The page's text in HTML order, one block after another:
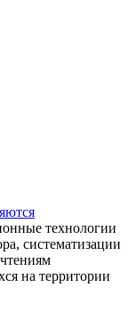
технологии
систематизации
на территории